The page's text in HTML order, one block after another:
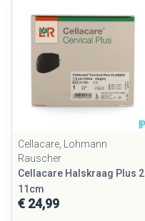
Cellacare, Lohmann
Rauscher
Cellacare Halskraag Plus 2
11cm
€ 24,99